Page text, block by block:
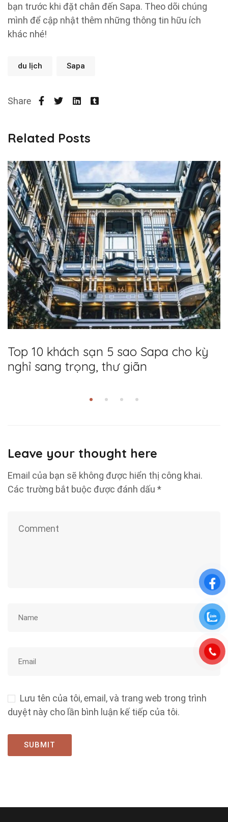
bạn trước khi đặt chân đến Sapa. Theo dõi chúng
mình để cập nhật thêm những thông tin hữu ích
khác nhé!
du lịch Sapa
Share
Related Posts
Top 10 khách sạn 5 sao Sapa cho kỳ
nghỉ sang trọng, thư giãn
Leave your thought here
Email của bạn sẽ không được hiển thị công khai.
Các trường bắt buộc được đánh dấu *
Lưu tên của tôi, email, và trang web trong trình
duyệt này cho lần bình luận kế tiếp của tôi.